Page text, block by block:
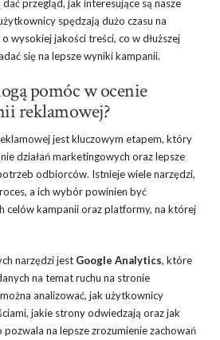
przegląd, jak interesujące są nasze
spędzają dużo czasu na
wysokiej jakości treści, co w dłuższej
się na lepsze wyniki kampanii.
pomóc w ocenie
reklamowej?
jest kluczowym etapem, który
działań marketingowych oraz lepsze
odbiorców. Istnieje wiele narzędzi,
a ich wybór powinien być
celów kampanii oraz platformy, na której
narzędzi jest Google Analytics, które
na temat ruchu na stronie
analizować, jak użytkownicy
jakie strony odwiedzają oraz jak
pozwala na lepsze zrozumienie zachowań